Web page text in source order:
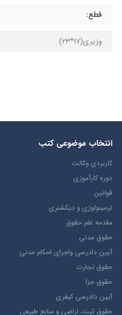
قطع:
وزیری(17*23)
انتخاب​ موضوعي​ کتب
کاربردی وکالت
دوره کارآموزی
قوانین
ترمينولوژي و ديکشنري
مقدمه علم حقوق
حقوق مدني
آيين دادرسي ​واجراي ​احکام ​مدني
حقوق تجارت
حقوق جزا
آيین دادرسی کیفری
حقوق ثبت، اراضي و منابع طبيعي